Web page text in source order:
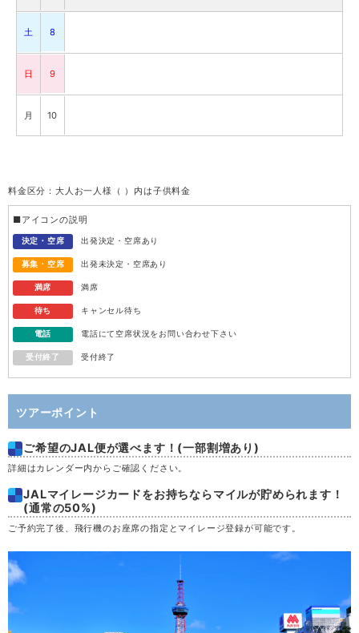
土 8
日 9
月 10
水 12
木 13
金 14
日 16
月 17
火 18
水 19
木 20
金
料金区分：大人お一人様（ ）内は子供料金
■アイコンの説明
決定・空席 出発決定・空席あり
募集・空席 出発未決定・空席あり
満席 満席
待ち キャンセル待ち
電話 電話にて空席状況をお問い合わせ下さい
受付終了 受付終了
ツアーポイント
ご希望のJAL便が選べます！(一部割増あり)
詳細はカレンダー内からご確認ください。
JALマイレージカードをお持ちならマイルが貯められます！
(通常の50%)
ご予約完了後、飛行機のお座席の指定とマイレージ登録が可能です。